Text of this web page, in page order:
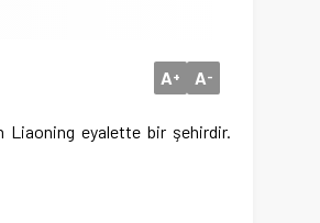
A+ A-
Liaoning eyalette bir şehirdir.